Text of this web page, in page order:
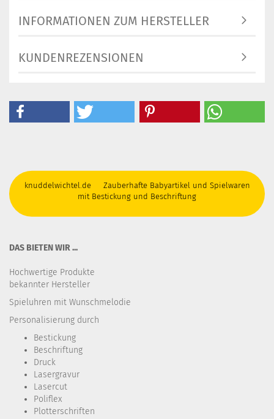
INFORMATIONEN ZUM HERSTELLER
KUNDENREZENSIONEN
knuddelwichtel.de Zauberhafte Babyartikel und Spielwaren
mit Bestickung und Beschriftung
DAS BIETEN WIR ...
Hochwertige Produkte
bekannter Hersteller
Spieluhren mit Wunschmelodie
Personalisierung durch
Bestickung​
Beschriftung
Druck
Lasergravur
Lasercut
Poliflex
Plotterschriften